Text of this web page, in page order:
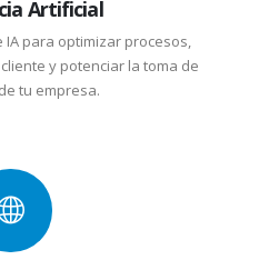
Artificial
para optimizar procesos,
y potenciar la toma de
tu empresa.